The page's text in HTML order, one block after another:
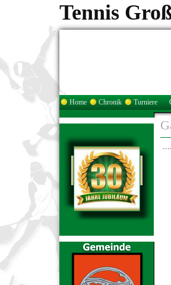
Tennis
Home Chronik Turniere